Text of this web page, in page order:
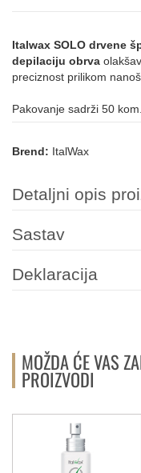
Italwax SOLO drvene
depilaciju obrva
preciznost prilikom
Pakovanje sadrži 50 kom.
Brend: ItalWax
Detaljni opis
Sastav
Deklaracija
MOŽDA ĆE VAS
PROIZVODI